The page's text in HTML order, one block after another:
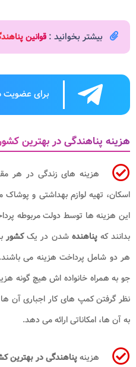
بیشتر بخوانید : قوانین
برای عضویت
هزینه پناهندگی در بهترین
هزینه های زندگی در هر
اسکان، تهیه لوازم بهداشتی و
این هزینه ها توسط دولت مربوطه
بدانند کهپناهنده شدن در یککشور
هر دو شامل پرداخت هزینه می
جو به همراه خانواده اش هیچ گونه
نظر گرفتن کمپ های کار اجباری آن ها
به آن ها، امکاناتی ارائه می دهد.
هزینهپناهندگی در بهترین